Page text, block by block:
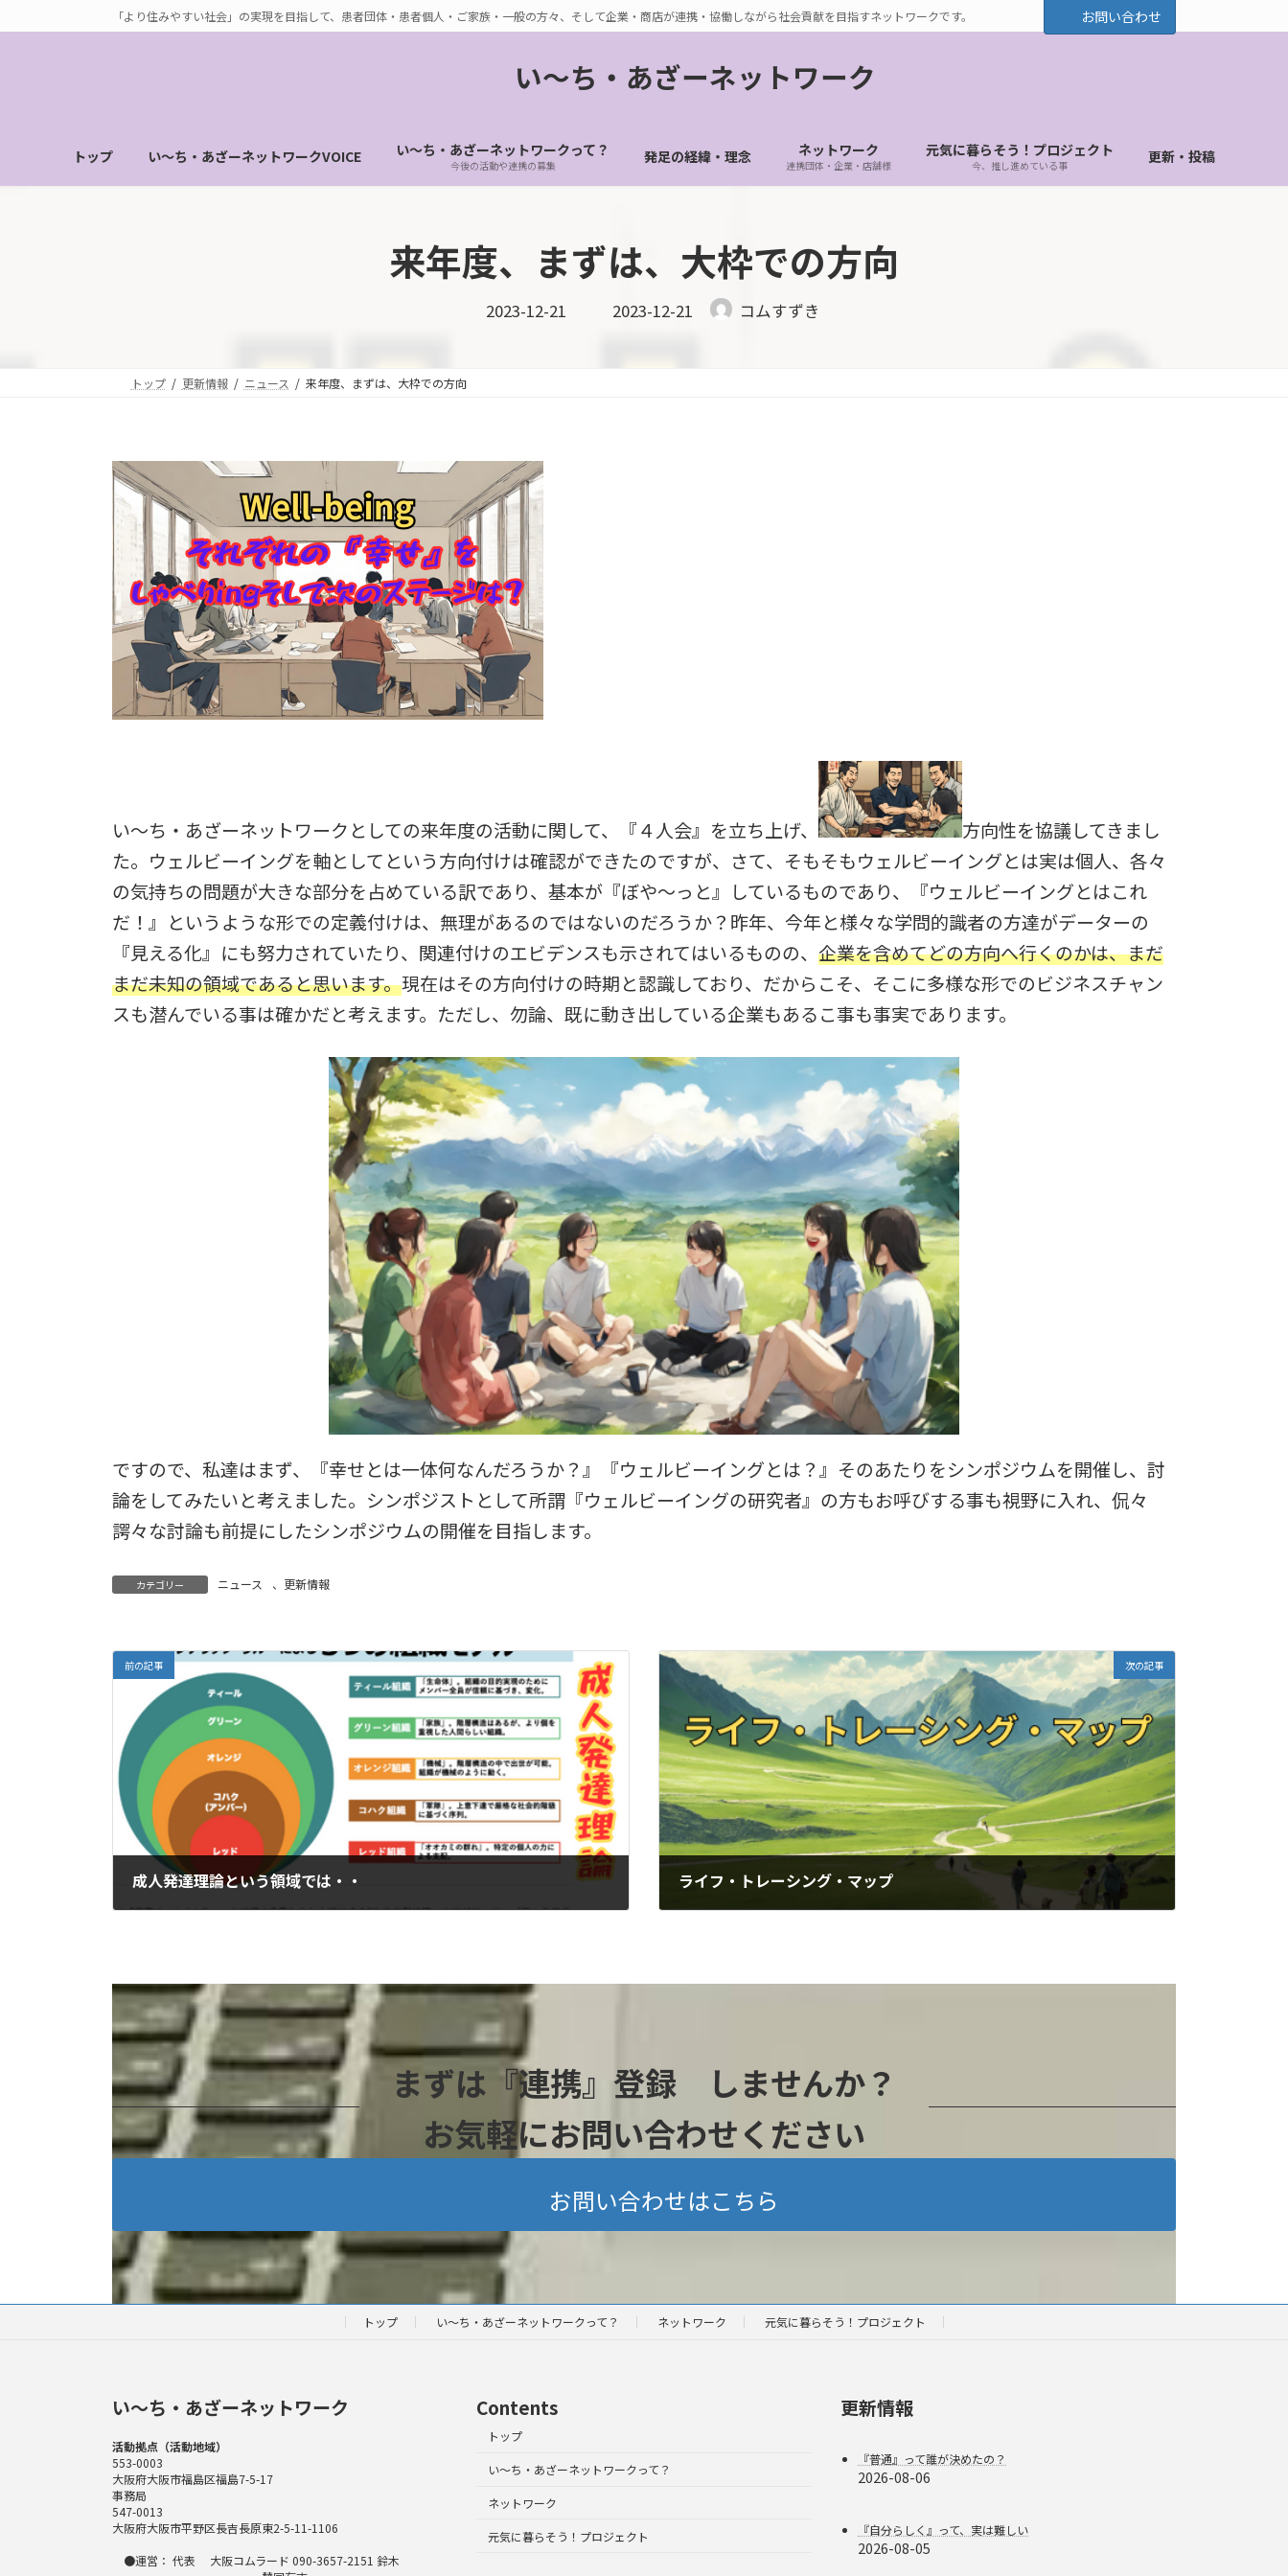
ン
キ
ビ
に
「より住みやすい社会」の実現を目指して、患者団体・患者個人・ご家族・一般の方々、そして企業・商店が連携・協働しながら社会貢献を目指すネットワークです。 お問い合わせ
い〜ち・あざーネットワーク
トップ い～ち・あざーネットワークVOICE い～ち・あざーネットワークって？
今後の活動や連携の募集 発足の経緯・理念 ネットワーク
連携団体・企業・店舗様
元気に暮らそう！プロジェクト
今、推し進めている事 更新・投稿
来年度、まずは、大枠での方向
2023-12-21 最
終
日
2023-12-21 コムすずき
トップ 更新情報 ニュース 来年度、まずは、大枠での方向
い～ち・あざーネットワークとしての来年度の活動に関して、『４人会』を立ち上げ、
方向性を協議してきまし
た。ウェルビーイングを軸としてという方向付けは確認ができたのですが、さて、そもそもウェルビーイングとは実は個人、各々
の気持ちの問題が大きな部分を占めている訳であり、基本が『ぼや～っと』しているものであり、『ウェルビーイングとはこれ
だ！』というような形での定義付けは、無理があるのではないのだろうか？昨年、今年と様々な学問的識者の方達がデーターの
『見える化』にも努力されていたり、関連付けのエビデンスも示されてはいるものの、 企業を含めてどの方向へ行くのかは、まだ
まだ未知の領域であると思います。現在はその方向付けの時期と認識しており、だからこそ、そこに多様な形でのビジネスチャン
スも潜んでいる事は確かだと考えます。ただし、勿論、既に動き出している企業もあるこ事も事実であります。
ですので、私達はまず、『幸せとは一体何なんだろうか？』『ウェルビーイングとは？』そのあたりをシンポジウムを開催し、討
論をしてみたいと考えました。シンポジストとして所謂『ウェルビーイングの研究者』の方もお呼びする事も視野に入れ、侃々
諤々な討論も前提にしたシンポジウムの開催を目指します。
カテゴリー ニュース 、 更新情報
前の記事
成人発達理論という領域では・・
次の記事
ライフ・トレーシング・マップ
まずは『連携』登録 しませんか？
お気軽にお問い合わせください
お問い合わせはこちら
トップ い～ち・あざーネットワークって？ ネットワーク 元気に暮らそう！プロジェクト
い〜ち・あざーネットワーク
活動拠点（活動地域）
553-0003
大阪府大阪市福島区福島7-5-17
事務局
547-0013
大阪府大阪市平野区長吉長原東2-5-11-1106
●運営： 代表 大阪コムラード 090-3657-2151 鈴木
Contents
トップ
い～ち・あざーネットワークって？
ネットワーク
元気に暮らそう！プロジェクト
更新情報
『普通』って誰が決めたの？
2026-08-06
『自分らしく』って、実は難しい
2026-08-05